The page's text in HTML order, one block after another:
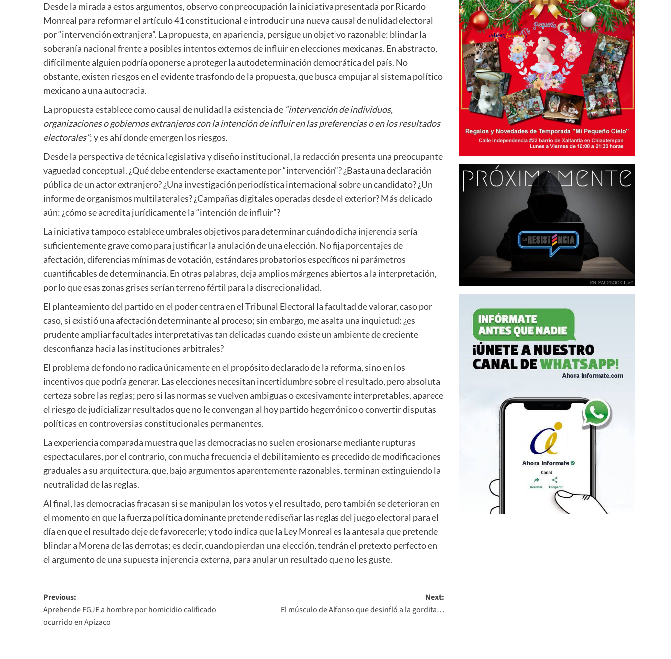
Desde la mirada a estos argumentos, observo con preocupación la iniciativa presentada por Ricardo
Monreal para reformar el artículo 41 constitucional e introducir una nueva causal de nulidad electoral
por “intervención extranjera”. La propuesta, en apariencia, persigue un objetivo razonable: blindar la
soberanía nacional frente a posibles intentos externos de influir en elecciones mexicanas. En abstracto,
difícilmente alguien podría oponerse a proteger la autodeterminación democrática del país. No
obstante, existen riesgos en el evidente trasfondo de la propuesta, que busca empujar al sistema político
mexicano a una autocracia.
La propuesta establece como causal de nulidad la existencia de “intervención de individuos,
organizaciones o gobiernos extranjeros con la intención de influir en las preferencias o en los resultados
electorales”; y es ahí donde emergen los riesgos.
Desde la perspectiva de técnica legislativa y diseño institucional, la redacción presenta una preocupante
vaguedad conceptual. ¿Qué debe entenderse exactamente por “intervención”? ¿Basta una declaración
pública de un actor extranjero? ¿Una investigación periodística internacional sobre un candidato? ¿Un
informe de organismos multilaterales? ¿Campañas digitales operadas desde el exterior? Más delicado
aún: ¿cómo se acredita jurídicamente la “intención de influir”?
La iniciativa tampoco establece umbrales objetivos para determinar cuándo dicha injerencia sería
suficientemente grave como para justificar la anulación de una elección. No fija porcentajes de
afectación, diferencias mínimas de votación, estándares probatorios específicos ni parámetros
cuantificables de determinancia. En otras palabras, deja amplios márgenes abiertos a la interpretación,
por lo que esas zonas grises serían terreno fértil para la discrecionalidad.
El planteamiento del partido en el poder centra en el Tribunal Electoral la facultad de valorar, caso por
caso, si existió una afectación determinante al proceso; sin embargo, me asalta una inquietud: ¿es
prudente ampliar facultades interpretativas tan delicadas cuando existe un ambiente de creciente
desconfianza hacia las instituciones arbitrales?
El problema de fondo no radica únicamente en el propósito declarado de la reforma, sino en los
incentivos que podría generar. Las elecciones necesitan incertidumbre sobre el resultado, pero absoluta
certeza sobre las reglas; pero si las normas se vuelven ambiguas o excesivamente interpretables, aparece
el riesgo de judicializar resultados que no le convengan al hoy partido hegemónico o convertir disputas
políticas en controversias constitucionales permanentes.
La experiencia comparada muestra que las democracias no suelen erosionarse mediante rupturas
espectaculares, por el contrario, con mucha frecuencia el debilitamiento es precedido de modificaciones
graduales a su arquitectura, que, bajo argumentos aparentemente razonables, terminan extinguiendo la
neutralidad de las reglas.
Al final, las democracias fracasan si se manipulan los votos y el resultado, pero también se deterioran en
el momento en que la fuerza política dominante pretende rediseñar las reglas del juego electoral para el
día en que el resultado deje de favorecerle; y todo indica que la Ley Monreal es la antesala que pretende
blindar a Morena de las derrotas; es decir, cuando pierdan una elección, tendrán el pretexto perfecto en
el argumento de una supuesta injerencia externa, para anular un resultado que no les guste.
Post
navigation
Previous:
Aprehende FGJE a hombre por homicidio calificado
ocurrido en Apizaco
Next:
El músculo de Alfonso que desinfló a la gordita…